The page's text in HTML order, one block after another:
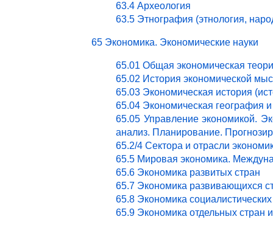
63.4 Археология
63.5 Этнография (этнология,
65 Экономика. Экономические науки
65.01 Общая экономическая
65.02 История экономической
65.03 Экономическая история
65.04 Экономическая география
65.05 Управление экономикой.
анализ. Планирование.
65.2/4 Сектора и отрасли
65.5 Мировая экономика.
65.6 Экономика развитых стран
65.7 Экономика развивающихся
65.8 Экономика
65.9 Экономика отдельных стран